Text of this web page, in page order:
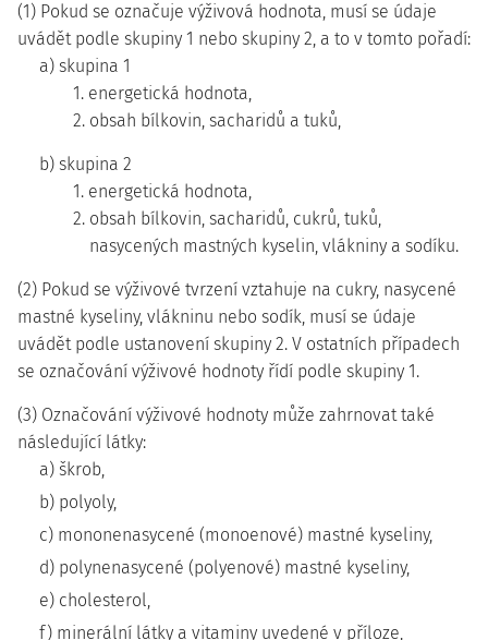
(1) Pokud se označuje výživová hodnota, musí se údaje
uvádět podle skupiny 1 nebo skupiny 2, a to v tomto pořadí:
a) skupina 1
1. energetická hodnota,
2. obsah bílkovin, sacharidů a tuků,
b) skupina 2
1. energetická hodnota,
2. obsah bílkovin, sacharidů, cukrů, tuků,
nasycených mastných kyselin, vlákniny a sodíku.
(2) Pokud se výživové tvrzení vztahuje na cukry, nasycené
mastné kyseliny, vlákninu nebo sodík, musí se údaje
uvádět podle ustanovení skupiny 2. V ostatních případech
se označování výživové hodnoty řídí podle skupiny 1.
(3) Označování výživové hodnoty může zahrnovat také
následující látky:
a) škrob,
b) polyoly,
c) mononenasycené (monoenové) mastné kyseliny,
d) polynenasycené (polyenové) mastné kyseliny,
e) cholesterol,
f) minerální látky a vitaminy uvedené v příloze,